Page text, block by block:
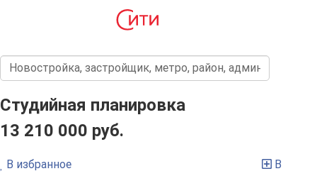
Студийная планировка
13 210 000 руб.
В избранное
В